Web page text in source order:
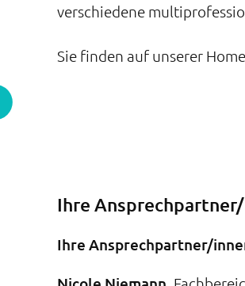
verschiedene
Sie finden auf unserer
Ihre
Ihre Ansprechpartner/